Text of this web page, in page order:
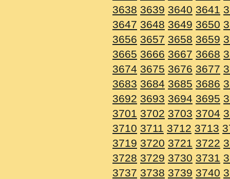
3638 3639 3640 3641
3647 3648 3649 3650
3656 3657 3658 3659
3665 3666 3667 3668
3674 3675 3676 3677
3683 3684 3685 3686
3692 3693 3694 3695
3701 3702 3703 3704
3710 3711 3712 3713
3719 3720 3721 3722
3728 3729 3730 3731
3737 3738 3739 3740